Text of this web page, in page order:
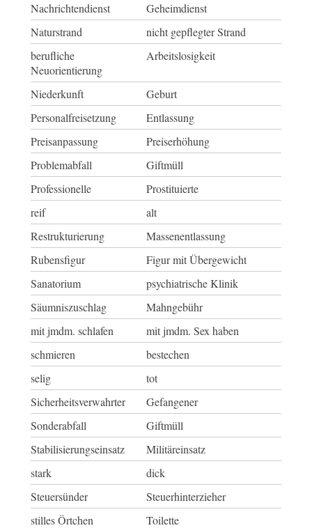
Nachrichtendienst
Geheimdienst
Naturstrand
nicht gepflegter Strand
berufliche
Neuorientierung
Arbeitslosigkeit
Niederkunft
Geburt
Personalfreisetzung
Entlassung
Preisanpassung
Preiserhöhung
Problemabfall
Giftmüll
Professionelle
Prostituierte
reif
alt
Restrukturierung
Massenentlassung
Rubensfigur
Figur mit Übergewicht
Sanatorium
psychiatrische Klinik
Säumniszuschlag
Mahngebühr
mit jmdm. schlafen
mit jmdm. Sex haben
schmieren
bestechen
selig
tot
Sicherheitsverwahrter
Gefangener
Sonderabfall
Giftmüll
Stabilisierungseinsatz
Militäreinsatz
stark
dick
Steuersünder
Steuerhinterzieher
stilles Örtchen
Toilette